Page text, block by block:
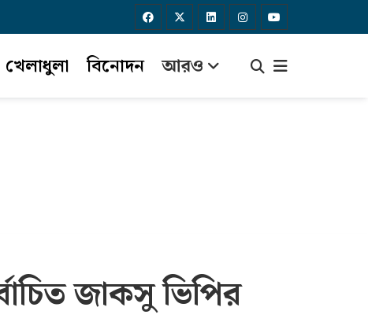
খেলাধুলা বিনোদন আরও
জাকসু ভিপির